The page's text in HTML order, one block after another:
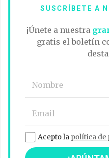
SUSCRÍBETE A
¡Únete a nuestra
gratis el boletín
Acepto la política de